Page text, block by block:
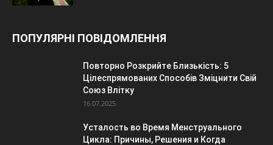
ПОПУЛЯРНІ ПОВІДОМЛЕННЯ
Повторно Розкрийте Близькість: 5
Цілеспрямованих Способів Зміцнити Свій
Союз Влітку
16.07.2025
Усталость во Время Менструального
Цикла: Причины, Решения и Когда